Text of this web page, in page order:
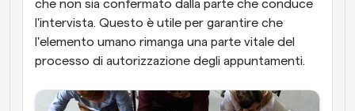
che non sia confermato dalla parte che conduce
l'intervista. Questo è utile per garantire che
l'elemento umano rimanga una parte vitale del
processo di autorizzazione degli appuntamenti.